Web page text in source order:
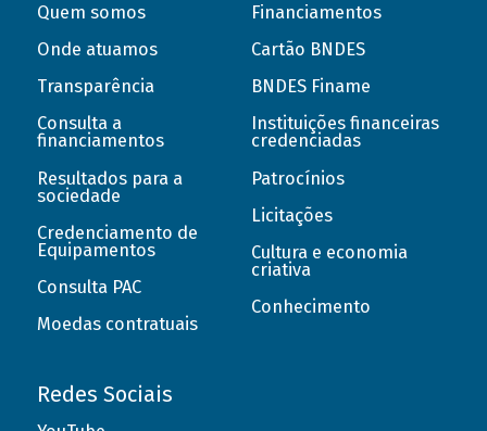
Quem somos
Onde atuamos
Transparência
Consulta a
financiamentos
Resultados para a
sociedade
Credenciamento de
Equipamentos
Consulta PAC
Moedas contratuais
Financiamentos
Cartão BNDES
BNDES Finame
Instituições financeiras
credenciadas
Patrocínios
Licitações
Cultura e economia
criativa
Conhecimento
Redes Sociais